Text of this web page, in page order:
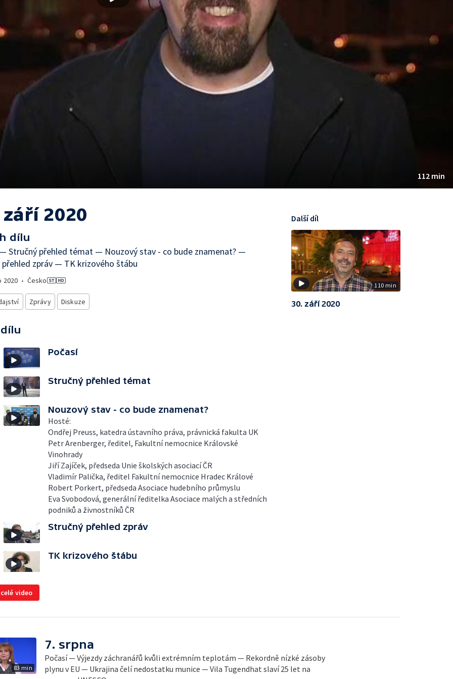
112 min
září 2020
dílu
Stručný přehled témat — Nouzový stav - co bude znamenat? —
přehled zpráv — TK krizového štábu
2020 • Česko
Zprávy Diskuze
Počasí
Stručný přehled témat
Nouzový stav - co bude znamenat?
Hosté:
Ondřej Preuss, katedra ústavního práva, právnická fakulta UK
Petr Arenberger, ředitel, Fakultní nemocnice Královské
Vinohrady
Jiří Zajíček, předseda Unie školských asociací ČR
Vladimír Palička, ředitel Fakultní nemocnice Hradec Králové
Robert Porkert, předseda Asociace hudebního průmyslu
Eva Svobodová, generální ředitelka Asociace malých a středních
podniků a živnostníků ČR
Stručný přehled zpráv
TK krizového štábu
video
110 min
Další díl
30. září 2020
83 min
7. srpna
Počasí — Výjezdy záchranářů kvůli extrémním teplotám — Rekordně nízké zásoby
plynu v EU — Ukrajina čelí nedostatku munice — Vila Tugendhat slaví 25 let na